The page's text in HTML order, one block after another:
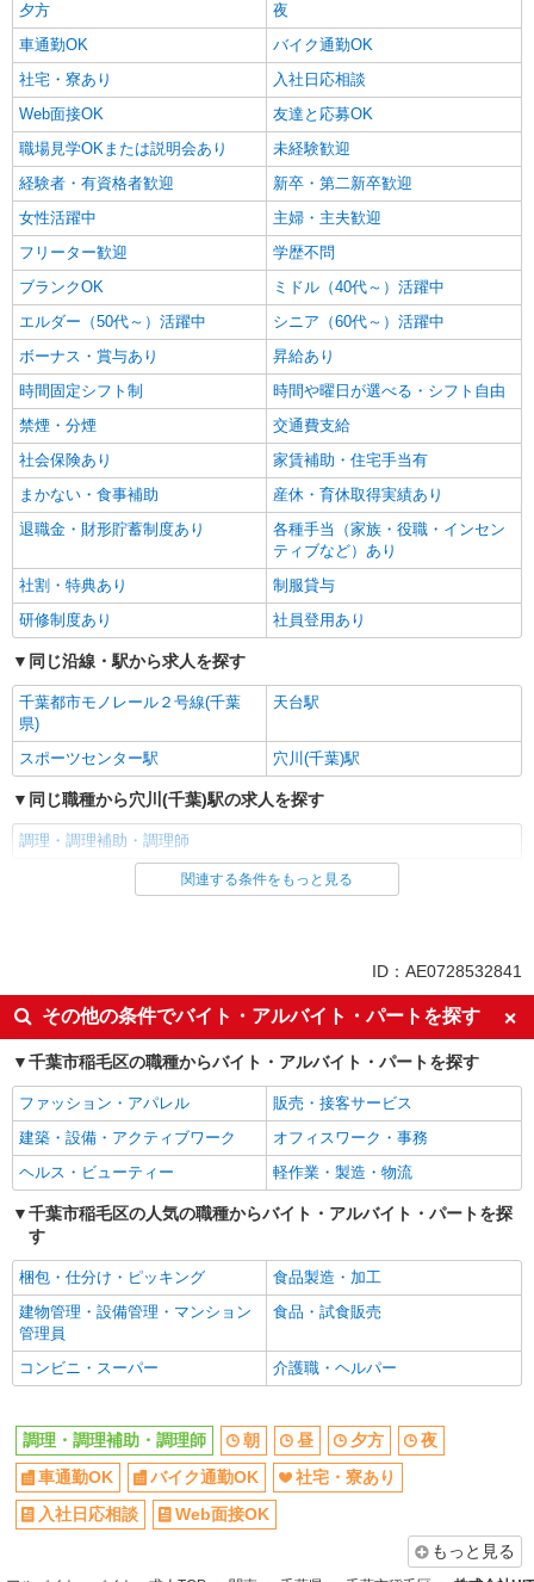
夕方
夜
車通勤OK
バイク通勤OK
社宅・寮あり
入社日応相談
Web面接OK
友達と応募OK
職場見学OKまたは説明会あり
未経験歓迎
経験者・有資格者歓迎
新卒・第二新卒歓迎
女性活躍中
主婦・主夫歓迎
フリーター歓迎
学歴不問
ブランクOK
ミドル（40代～）活躍中
エルダー（50代～）活躍中
シニア（60代～）活躍中
ボーナス・賞与あり
昇給あり
時間固定シフト制
時間や曜日が選べる・シフト自由
禁煙・分煙
交通費支給
社会保険あり
家賃補助・住宅手当有
まかない・食事補助
産休・育休取得実績あり
退職金・財形貯蓄制度あり
各種手当（家族・役職・インセン
ティブなど）あり
社割・特典あり
制服貸与
研修制度あり
社員登用あり
同じ沿線・駅から求人を探す
千葉都市モノレール２号線(千葉
県)
天台駅
スポーツセンター駅 穴川(千葉)駅
同じ職種から穴川(千葉)駅の求人を探す
調理・調理補助・調理師
同じ雇用形態から穴川(千葉)駅の求人を探す
朝
昼
夕方
夜
車通勤OK
バイク通勤OK
社宅・寮あり
入社日応相談
Web面接OK
友達と応募OK
職場見学OKまたは説明会あり
未経験歓迎
経験者・有資格者歓迎
新卒・第二新卒歓迎
女性活躍中
フリーター歓迎
学歴不問
ブランクOK
ミドル（40代～）活躍中
エルダー（50代～）活躍中
シニア（60代～）活躍中
ボーナス・賞与あり
昇給あり
禁煙・分煙
交通費支給
社会保険あり
家賃補助・住宅手当有
まかない・食事補助
産休・育休取得実績あり
各種手当（家族・役職・インセン
関連する条件をもっと見る
ID：AE0728532841
その他の条件でバイト・アルバイト・パートを探す
千葉市稲毛区の職種からバイト・アルバイト・パートを探す
ファッション・アパレル
販売・接客サービス
建築・設備・アクティブワーク
オフィスワーク・事務
ヘルス・ビューティー
軽作業・製造・物流
千葉市稲毛区の人気の職種からバイト・アルバイト・パートを探
す
梱包・仕分け・ピッキング
食品製造・加工
建物管理・設備管理・マンション
管理員
食品・試食販売
コンビニ・スーパー 介護職・ヘルパー
調理・調理補助・調理師 朝 昼 夕方
夜
車通勤OK
バイク通勤OK
社宅・寮あり
入社日応相談
Web面接OK
もっと見る